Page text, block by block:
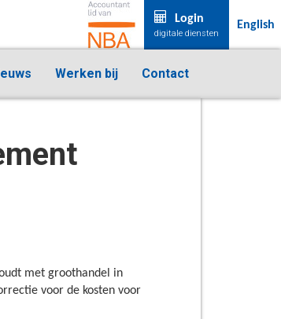
Login
digitale diensten
English
Werken bij Contact
met groothandel in
voor de kosten voor